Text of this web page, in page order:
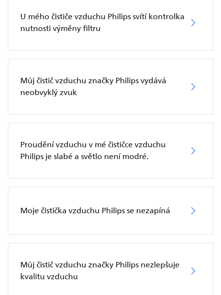
U mého čističe vzduchu Philips svítí kontrolka
nutnosti výměny filtru
Můj čistič vzduchu značky Philips vydává
neobvyklý zvuk
Proudění vzduchu v mé čističce vzduchu
Philips je slabé a světlo není modré.
Moje čistička vzduchu Philips se nezapíná
Můj čistič vzduchu značky Philips nezlepšuje
kvalitu vzduchu